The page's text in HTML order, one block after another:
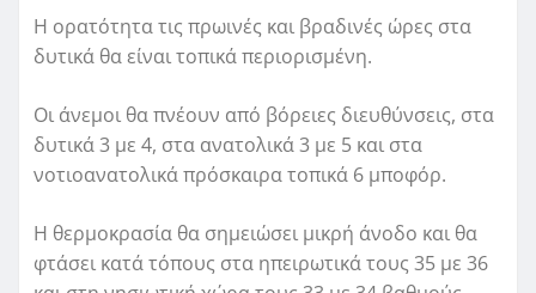
Η ορατότητα τις πρωινές και βραδινές ώρες στα
δυτικά θα είναι τοπικά περιορισμένη.
Οι άνεμοι θα πνέουν από βόρειες διευθύνσεις, στα
δυτικά 3 με 4, στα ανατολικά 3 με 5 και στα
νοτιοανατολικά πρόσκαιρα τοπικά 6 μποφόρ.
Η θερμοκρασία θα σημειώσει μικρή άνοδο και θα
φτάσει κατά τόπους στα ηπειρωτικά τους 35 με 36